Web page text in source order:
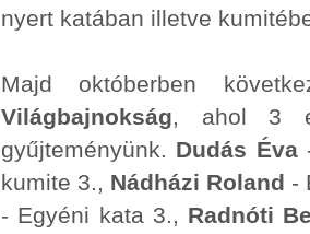
nyert katában illetve
Majd októberben
Világbajnokság, ahol 3
gyűjteményünk. Dudás Éva
kumite 3., Nádházi Roland -
- Egyéni kata 3., Radnóti